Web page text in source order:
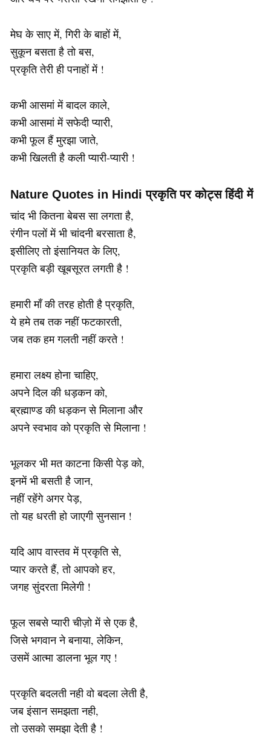
मेघ के साए में, गिरी के बाहों में,
सुकून बसता है तो बस,
प्रकृति तेरी ही पनाहों में !
कभी आसमां में बादल काले,
कभी आसमां में सफेदी प्यारी,
कभी फूल हैं मुरझा जाते,
कभी खिलती है कली प्यारी-प्यारी !
Nature Quotes in Hindi प्रकृति पर कोट्स हिंदी में
चांद भी कितना बेबस सा लगता है,
रंगीन पलों में भी चांदनी बरसाता है,
इसीलिए तो इंसानियत के लिए,
प्रकृति बड़ी खूबसूरत लगती है !
हमारी माँ की तरह होती है प्रकृति,
ये हमे तब तक नहीं फटकारती,
जब तक हम गलती नहीं करते !
हमारा लक्ष्य होना चाहिए,
अपने दिल की धड़कन को,
ब्रह्माण्ड की धड़कन से मिलाना और
अपने स्वभाव को प्रकृति से मिलाना !
भूलकर भी मत काटना किसी पेड़ को,
इनमें भी बसती है जान,
नहीं रहेंगे अगर पेड़,
तो यह धरती हो जाएगी सुनसान !
यदि आप वास्तव में प्रकृति से,
प्यार करते हैं, तो आपको हर,
जगह सुंदरता मिलेगी !
फूल सबसे प्यारी चीज़ो में से एक है,
जिसे भगवान ने बनाया, लेकिन,
उसमें आत्मा डालना भूल गए !
प्रकृति बदलती नही वो बदला लेती है,
जब इंसान समझता नही,
तो उसको समझा देती है !